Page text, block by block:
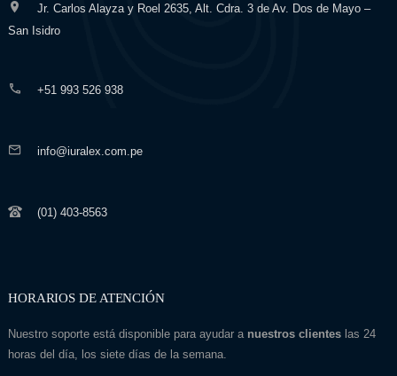
Jr. Carlos Alayza y Roel 2635, Alt. Cdra. 3 de Av. Dos de Mayo –
San Isidro
+51 993 526 938
info@iuralex.com.pe
(01) 403-8563
HORARIOS DE ATENCIÓN
Nuestro soporte está disponible para ayudar a nuestros clienteslas 24
horas del día, los siete días de la semana.